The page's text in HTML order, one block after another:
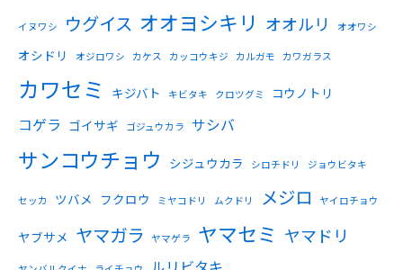
イヌワシ ウグイス オオヨシキリ オオルリ オオワシ
オシドリ オジロワシ カケス カッコウキジ カルガモ カワガラス
カワセミ キジバト キビタキ クロツグミ コウノトリ
コゲラ ゴイサギ ゴジュウカラ サシバ
サンコウチョウ シジュウカラ シロチドリ ジョウビタキ
セッカ ツバメ フクロウ ミヤコドリ ムクドリ メジロ ヤイロチョウ
ヤブサメ ヤマガラ ヤマゲラ ヤマセミ ヤマドリ